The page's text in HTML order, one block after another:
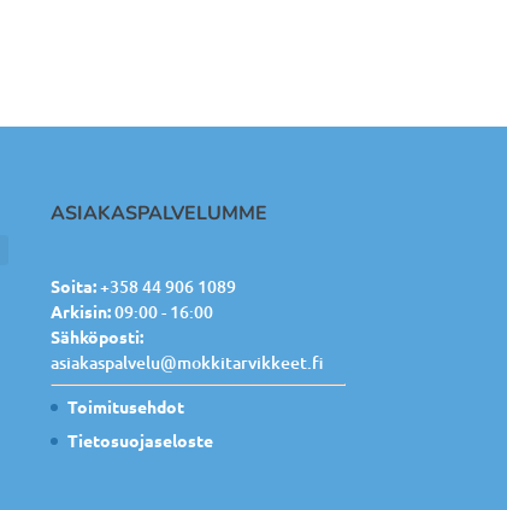
ASIAKASPALVELUMME
Soita:+358 44 906 1089
Arkisin:09:00 - 16:00
Sähköposti:
asiakaspalvelu@mokkitarvikkeet.fi
Toimitusehdot
Tietosuojaseloste